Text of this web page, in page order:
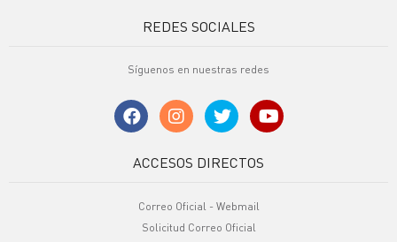
REDES SOCIALES
Síguenos en nuestras redes
ACCESOS DIRECTOS
Correo Oficial - Webmail
Solicitud Correo Oficial